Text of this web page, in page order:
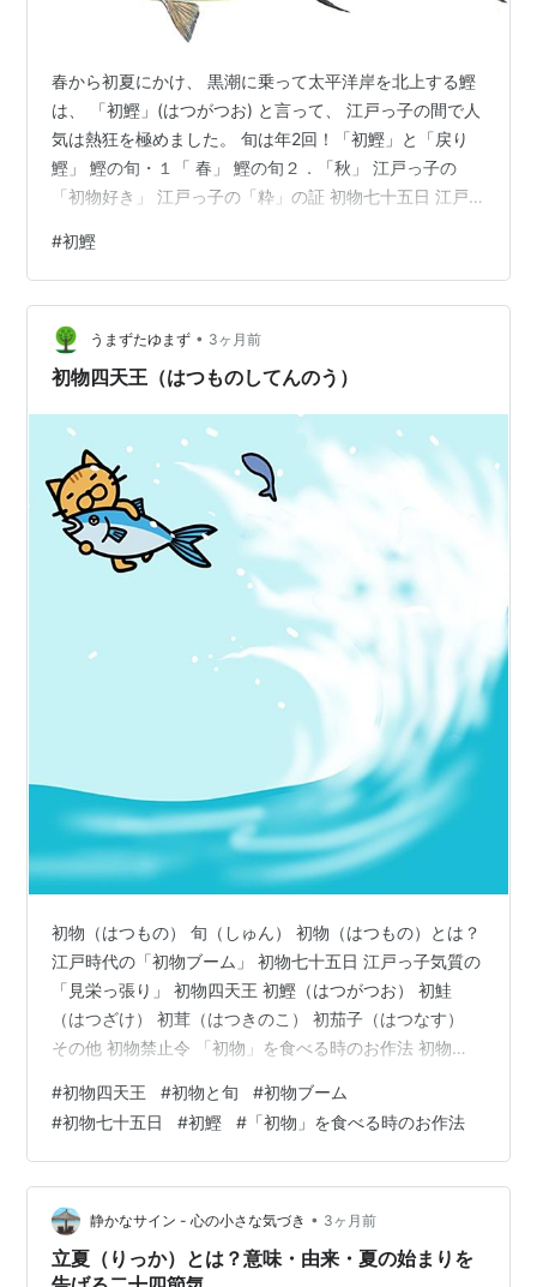
春から初夏にかけ、 黒潮に乗って太平洋岸を北上する鰹
は、 「初鰹」(はつがつお) と言って、 江戸っ子の間で人
気は熱狂を極めました。 旬は年2回！「初鰹」と「戻り
鰹」 鰹の旬・１「 春」 鰹の旬２．「秋」 江戸っ子の
「初物好き」 江戸っ子の「粋」の証 初物七十五日 江戸
最高値は年収の2倍 初鰹レース 鰹の江戸時代の食べ方 旬
は年2回！「初鰹」と「戻り鰹」 「鰹」は、水温の高い
海域を好み、 冬季は暖かいフィリピン沖の海域などに 生
息する魚です。 寒い時期が終わる頃から「黒潮」に乗っ
て、 イワシ等の餌を求めて 群れをなして太平洋側を北上
#初鰹
うまずたゆまず • 3ヶ月前
初物四天王（はつものしてんのう）
初物（はつもの） 旬（しゅん） 初物（はつもの）とは？
江戸時代の「初物ブーム」 初物七十五日 江戸っ子気質の
「見栄っ張り」 初物四天王 初鰹（はつがつお） 初鮭
（はつざけ） 初茸（はつきのこ） 初茄子（はつなす）
その他 初物禁止令 「初物」を食べる時のお作法 初物
育てた場合、 それぞれ、一番美味しくて栄養たっぷりな
時期 「旬」(しゅん) があります。 そして「旬」には、
「走り」「盛り」「名残」の3種類あると 言われていま
す。 ・走り その季節に初めて収穫された 農作物や漁獲
物のこと。 ・盛り 流通量が増えて 食材を最も美味しく
食べられ…
#初物四天王 #初物と旬 #初物ブーム
#初物七十五日 #初鰹 # 「初物」を食べる時のお作法
静かなサイン - 心の小さな気づき • 3ヶ月前
立夏（りっか）とは？意味・由来・夏の始まりを